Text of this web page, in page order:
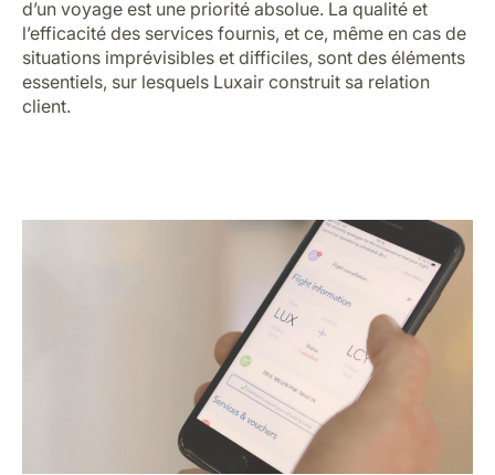
d’un voyage est une priorité absolue. La qualité et
l’efficacité des services fournis, et ce, même en cas de
situations imprévisibles et difficiles, sont des éléments
essentiels, sur lesquels Luxair construit sa relation
client.